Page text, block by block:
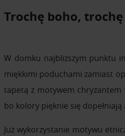
Trochę boho,
W domku najbliższym punktu
miękkimi poduchami zamiast
tapetą z motywem chryzantem
bo kolory pięknie się dopełniają
Już wykorzystanie motywu